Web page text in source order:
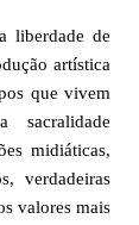
liberdade de
artística
que vivem
sacralidade
midiáticas,
verdadeiras
valores mais